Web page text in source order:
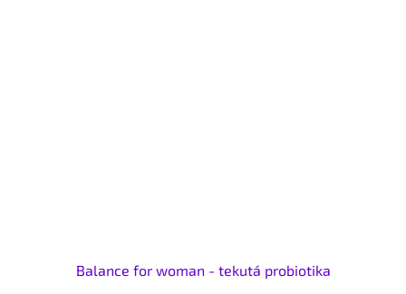
Balance for woman - tekutá probiotika